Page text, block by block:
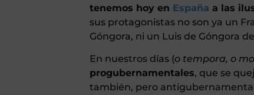
tenemos hoy en España a las
sus protagonistas no son ya un
Góngora, ni un Luis de Góngora
En nuestros días (o tempora, o
progubernamentales, que se
también, pero